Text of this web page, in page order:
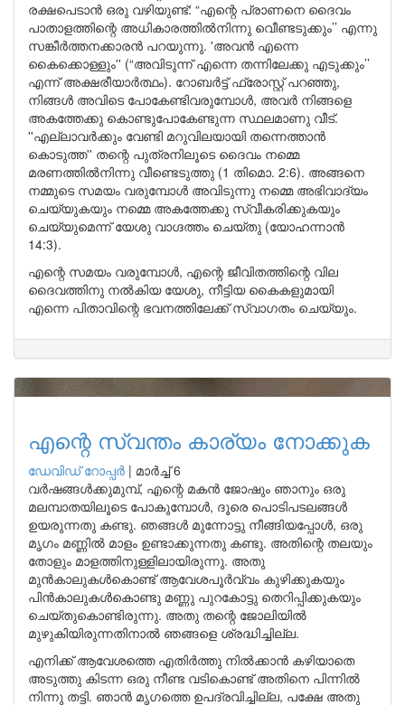
രക്ഷപെടാന്‍ ഒരു വഴിയുണ്ട്: “എന്റെ പ്രാണനെ ദൈവം
പാതാളത്തിന്റെ അധികാരത്തില്‍നിന്നു വീെണ്ടടുക്കും’’ എന്നു
സങ്കീര്‍ത്തനക്കാരന്‍ പറയുന്നു. 'അവന്‍ എന്നെ
കൈക്കൊള്ളും'' (“അവിടുന്ന് എന്നെ തന്നിലേക്കു എടുക്കും’’
എന്ന് അക്ഷരീയാര്‍ത്ഥം). റോബര്‍ട്ട് ഫ്രോസ്റ്റ് പറഞ്ഞു,
നിങ്ങള്‍ അവിടെ പോകേണ്ടിവരുമ്പോള്‍, അവര്‍ നിങ്ങളെ
അകത്തേക്കു കൊണ്ടുപോകേണ്ടുന്ന സ്ഥലമാണു വീട്.
''എല്ലാവര്‍ക്കും വേണ്ടി മറുവിലയായി തന്നെത്താന്‍
കൊടുത്ത'' തന്റെ പുത്രനിലൂടെ ദൈവം നമ്മെ
മരണത്തില്‍നിന്നു വീണ്ടെടുത്തു (1 തിമൊ. 2:6). അങ്ങനെ
നമ്മുടെ സമയം വരുമ്പോള്‍ അവിടുന്നു നമ്മെ അഭിവാദ്യം
ചെയ്യുകയും നമ്മെ അകത്തേക്കു സ്വീകരിക്കുകയും
ചെയ്യുമെന്ന് യേശു വാഗ്ദത്തം ചെയ്തു (യോഹന്നാന്‍
14:3).
എന്റെ സമയം വരുമ്പോള്‍, എന്റെ ജീവിതത്തിന്റെ വില
ദൈവത്തിനു നല്‍കിയ യേശു, നീട്ടിയ കൈകളുമായി
എന്നെ പിതാവിന്റെ ഭവനത്തിലേക്ക് സ്വാഗതം ചെയ്യും.
എന്റെ സ്വന്തം കാര്യം നോക്കുക
ഡേവിഡ് റോപ്പര്‍ | മാർച്ച് 6
വര്‍ഷങ്ങള്‍ക്കുമുമ്പ്, എന്റെ മകന്‍ ജോഷും ഞാനും ഒരു
മലമ്പാതയിലൂടെ പോകുമ്പോള്‍, ദൂരെ പൊടിപടലങ്ങള്‍
ഉയരുന്നതു കണ്ടു. ഞങ്ങള്‍ മുന്നോട്ടു നീങ്ങിയപ്പോള്‍, ഒരു
മൃഗം മണ്ണില്‍ മാളം ഉണ്ടാക്കുന്നതു കണ്ടു. അതിന്റെ തലയും
തോളും മാളത്തിനുള്ളിലായിരുന്നു. അതു
മുന്‍കാലുകള്‍കൊണ്ട് ആവേശപൂര്‍വ്വം കുഴിക്കുകയും
പിന്‍കാലുകള്‍കൊണ്ടു മണ്ണു പുറകോട്ടു തെറിപ്പിക്കുകയും
ചെയ്തുകൊണ്ടിരുന്നു. അതു തന്റെ ജോലിയില്‍
മുഴുകിയിരുന്നതിനാല്‍ ഞങ്ങളെ ശ്രദ്ധിച്ചില്ല.
എനിക്ക് ആവേശത്തെ എതിര്‍ത്തു നില്‍ക്കാന്‍ കഴിയാതെ
അടുത്തു കിടന്ന ഒരു നീണ്ട വടികൊണ്ട് അതിനെ പിന്നില്‍
നിന്നു തട്ടി. ഞാന്‍ മൃഗത്തെ ഉപദ്രവിച്ചില്ല, പക്ഷേ അതു